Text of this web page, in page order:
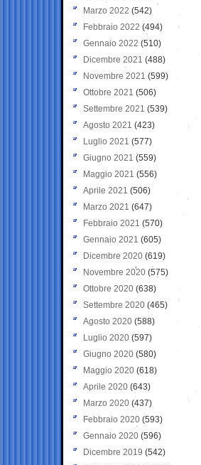
Marzo 2022 (542)
Febbraio 2022 (494)
Gennaio 2022 (510)
Dicembre 2021 (488)
Novembre 2021 (599)
Ottobre 2021 (506)
Settembre 2021 (539)
Agosto 2021 (423)
Luglio 2021 (577)
Giugno 2021(559)
Maggio 2021 (556)
Aprile 2021 (506)
Marzo 2021 (647)
Febbraio 2021 (570)
Gennaio 2021 (605)
Dicembre 2020 (619)
Novembre 2020 (575)
Ottobre 2020 (638)
Settembre 2020(465)
Agosto 2020 (588)
Luglio 2020 (597)
Giugno 2020 (580)
Maggio 2020 (618)
Aprile 2020 (643)
Marzo 2020 (437)
Febbraio 2020 (593)
Gennaio 2020 (596)
Dicembre 2019 (542)